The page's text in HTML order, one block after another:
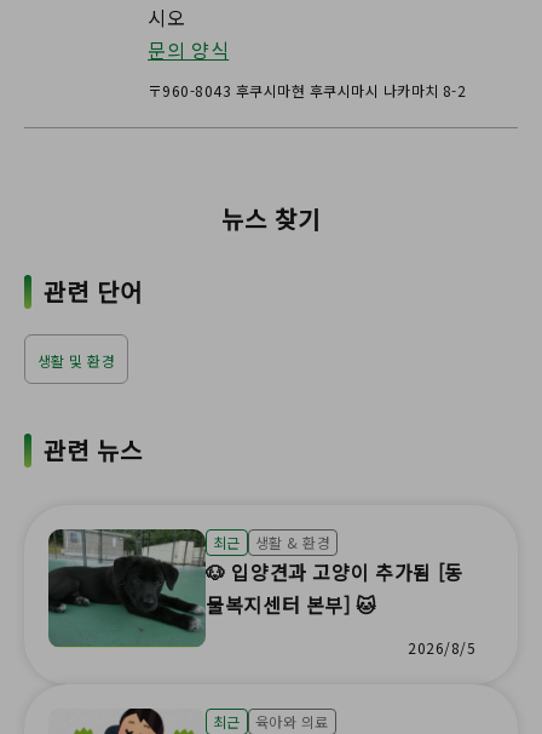
시오
문의 양식
〒960-8043 후쿠시마현 후쿠시마시 나카마치 8-2
뉴스 찾기
관련 단어
생활 및 환경
관련 뉴스
최근 생활 & 환경
🐶 입양견과 고양이 추가됨 [동
물복지센터 본부] 🐱
2026/8/5
최근 육아와 의료